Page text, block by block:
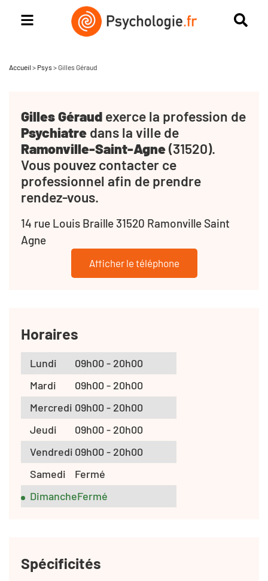
Accueil > Psys >Gilles Géraud
Gilles Géraud exerce la profession de
Psychiatre dans la ville de
Ramonville-Saint-Agne(31520).
Vous pouvez contacter ce
professionnel afin de prendre
rendez-vous.
14 rue Louis Braille 31520 Ramonville Saint
Agne
Afficher le téléphone
Horaires
Lundi
09h00 - 20h00
Mardi
09h00 - 20h00
Mercredi 09h00 - 20h00
Jeudi
09h00 - 20h00
Vendredi 09h00 - 20h00
Samedi
Fermé
DimancheFermé
Spécificités